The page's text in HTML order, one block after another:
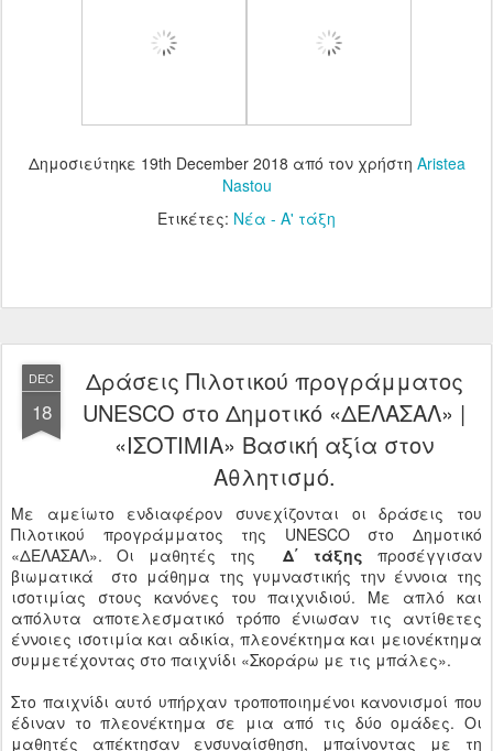
Δημοσιεύτηκε 19th December 2018 από τον χρήστη Aristea
Nastou
Ετικέτες: Νέα - Α' τάξη
DEC
18
Δράσεις Πιλοτικού προγράμματος
UNESCO στο Δημοτικό «ΔΕΛΑΣΑΛ» |
«ΙΣΟΤΙΜΙΑ» Βασική αξία στον
Αθλητισμό.
Με αμείωτο ενδιαφέρον συνεχίζονται οι δράσεις του
Πιλοτικού προγράμματος της UNESCO στο Δημοτικό
«ΔΕΛΑΣΑΛ». Οι μαθητές τηςΔ΄ τάξηςπροσέγγισαν
βιωματικά στο μάθημα της γυμναστικής την έννοια της
ισοτιμίας στους κανόνες του παιχνιδιού. Με απλό και
απόλυτα αποτελεσματικό τρόπο ένιωσαν τις αντίθετες
έννοιες ισοτιμία και αδικία, πλεονέκτημα και μειονέκτημα
συμμετέχοντας στο παιχνίδι «Σκοράρω με τις μπάλες».
Στο παιχνίδι αυτό υπήρχαν τροποποιημένοι κανονισμοί που
έδιναν το πλεονέκτημα σε μια από τις δύο ομάδες. Οι
μαθητές απέκτησαν ενσυναίσθηση, μπαίνοντας με τη